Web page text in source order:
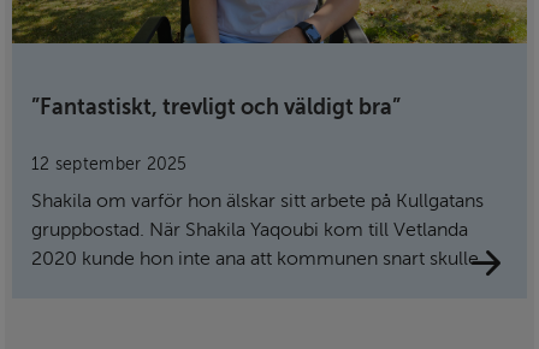
”Fantastiskt, trevligt och väldigt bra”
12 september 2025
Shakila om varför hon älskar sitt arbete på Kullgatans
gruppbostad. När Shakila Yaqoubi kom till Vetlanda
2020 kunde hon inte ana att kommunen snart skulle